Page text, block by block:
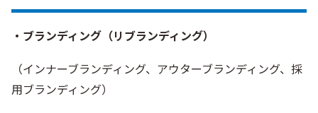
・ブランディング（リブランディング）
（インナーブランディング、アウターブランディング、採
用ブランディング）